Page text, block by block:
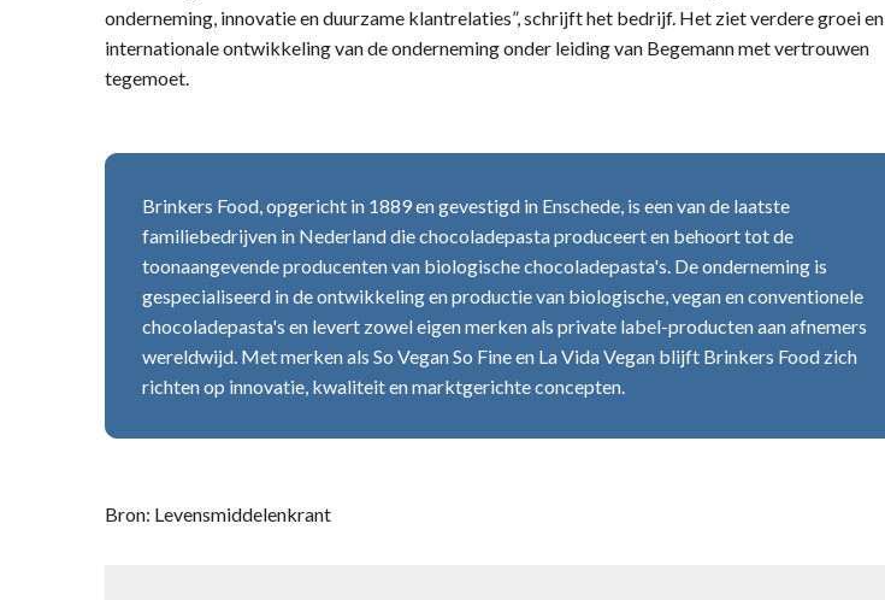
onderneming, innovatie en duurzame klantrelaties”, schrijft het bedrijf. Het ziet verdere groei en
internationale ontwikkeling van de onderneming onder leiding van Begemann met vertrouwen
tegemoet.
Brinkers Food, opgericht in 1889 en gevestigd in Enschede, is een van de laatste
familiebedrijven in Nederland die chocoladepasta produceert en behoort tot de
toonaangevende producenten van biologische chocoladepasta's. De onderneming is
gespecialiseerd in de ontwikkeling en productie van biologische, vegan en conventionele
chocoladepasta's en levert zowel eigen merken als private label-producten aan afnemers
wereldwijd. Met merken als So Vegan So Fine en La Vida Vegan blijft Brinkers Food zich
richten op innovatie, kwaliteit en marktgerichte concepten.
Bron: Levensmiddelenkrant